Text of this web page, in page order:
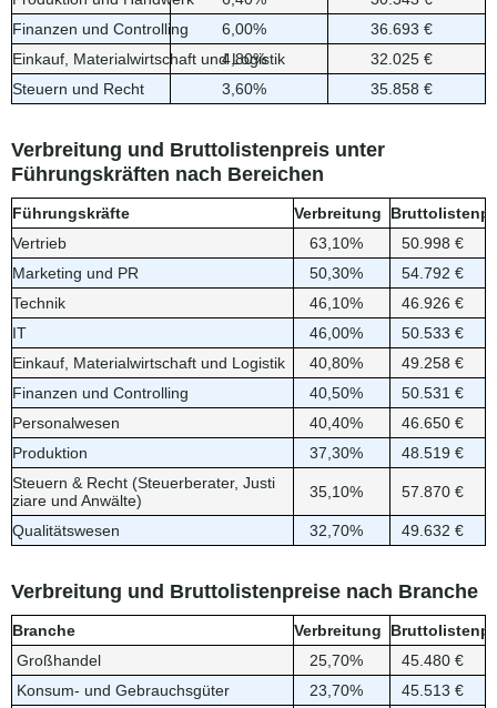
Finanzen und Controlling
6,00%
36.693 €
Einkauf, Materialwirtschaft und Logistik
4,80%
32.025 €
Steuern und Recht
3,60% 35.858 €
Verbreitung und Bruttolistenpreis unter
Führungskräften nach Bereichen
Führungskräfte Verbreitung
Vertrieb
63,10%
50.998 €
Marketing und PR
50,30%
54.792 €
Technik
46,10%
46.926 €
IT
46,00%
50.533 €
Einkauf, Materialwirtschaft und Logistik
40,80%
49.258 €
Finanzen und Controlling
40,50%
50.531 €
Personalwesen
40,40%
46.650 €
Produktion
37,30%
48.519 €
Steuern & Recht (Steuerberater, Justi
ziare und Anwälte)
35,10% 57.870 €
Qualitätswesen 32,70% 49.632 €
Verbreitung und Bruttolistenpreise nach Branche
Branche Verbreitung
Großhandel
25,70%
45.480 €
Konsum- und Gebrauchsgüter
23,70%
45.513 €